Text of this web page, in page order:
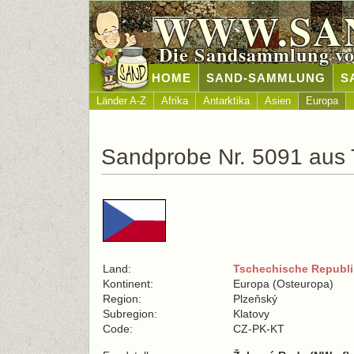
Die Sandsammlung
HOME SAND-SAMMLUNG
Länder A-Z Afrika Antarktika Asien Europa
Sandprobe Nr. 5091 aus
Land: Tschechische
Kontinent:
Europa (Osteuropa)
Region:
Plzeňský
Subregion:
Klatovy
Code:
CZ-PK-KT